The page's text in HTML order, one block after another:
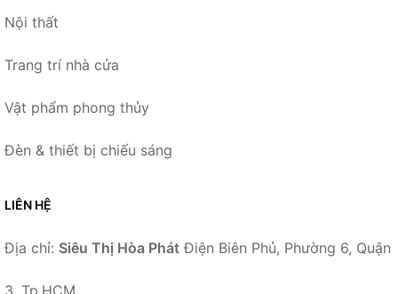
Nội thất
Trang trí nhà cửa
Vật phẩm phong thủy
Đèn & thiết bị chiếu sáng
LIÊN HỆ
Địa chỉ: Siêu Thị Hòa Phát Điện Biên Phủ, Phường 6, Quận
3, Tp.HCM